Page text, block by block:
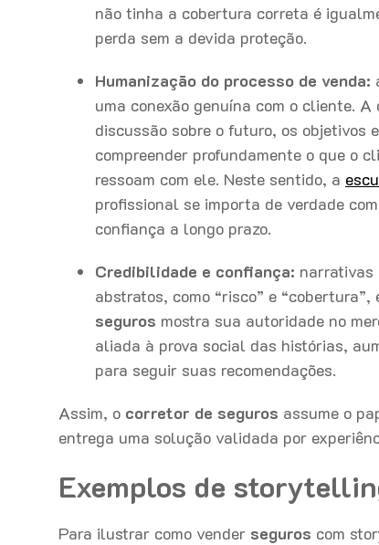
não tinha a cobertura correta é
perda sem a devida proteção.
Humanização do processo de venda:
uma conexão genuína com o cliente.
discussão sobre o futuro, os objetivos
compreender profundamente o que o
ressoam com ele. Neste sentido, a
profissional se importa de verdade
confiança a longo prazo.
Credibilidade e confiança: narrativas
abstratos, como “risco” e
seguros mostra sua autoridade no
aliada à prova social das histórias,
para seguir suas recomendações.
Assim, o corretor de seguros assume o
entrega uma solução validada por
Exemplos de
Para ilustrar como vender seguros com